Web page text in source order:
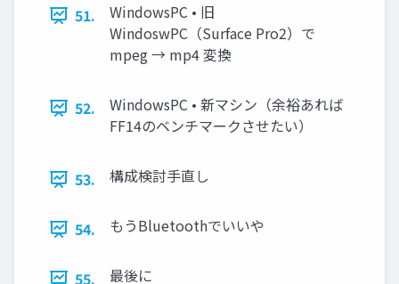
51.
WindowsPC • 旧
WindoswPC（Surface Pro2）で
mpeg → mp4 変換
52.
WindowsPC • 新マシン（余裕あれば
FF14のベンチマークさせたい）
53. 構成検討手直し
54. もうBluetoothでいいや
55. 最後に